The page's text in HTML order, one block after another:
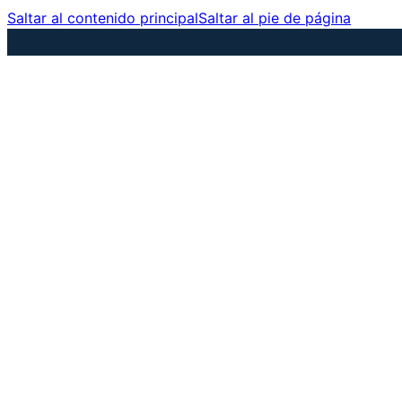
Saltar al contenido principalSaltar al pie de página